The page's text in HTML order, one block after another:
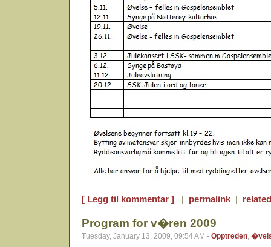
[ Legg til kommentar ] | permalink |
Program for v�ren 2009
Tuesday, January 13, 2009, 09:54 AM - Opptreden,